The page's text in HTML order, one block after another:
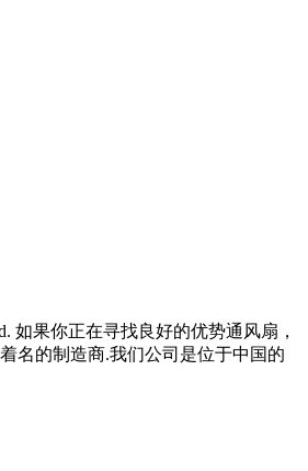
如果你正在寻找良好的优势通风扇，
名的制造商.我们公司是位于中国的